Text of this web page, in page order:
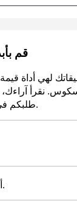
قم
لهي أداة
نقرأ آراءك،
طلبكم في أسرع وقت ممكن.
أريد ردًا على رأيي.